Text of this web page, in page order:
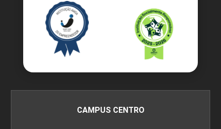
CAMPUS CENTRO